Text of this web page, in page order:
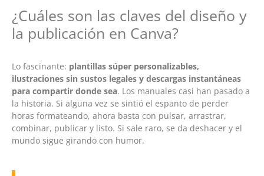
¿Cuáles son las claves del diseño y
la publicación en Canva?
Lo fascinante: plantillas súper personalizables,
ilustraciones sin sustos legales y descargas instantáneas
para compartir donde sea. Los manuales casi han pasado a
la historia. Si alguna vez se sintió el espanto de perder
horas formateando, ahora basta con pulsar, arrastrar,
combinar, publicar y listo. Si sale raro, se da deshacer y el
mundo sigue girando con humor.